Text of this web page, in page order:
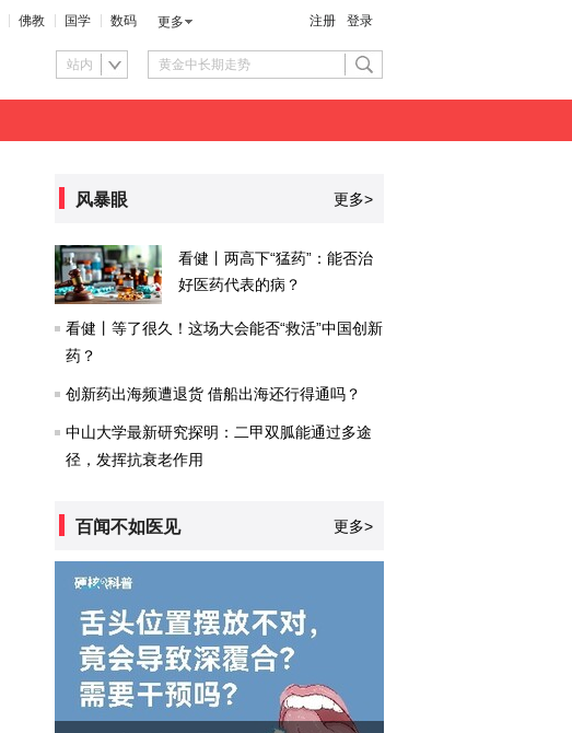
佛教 国学 数码 更多 注册 登录
站内
风暴眼 更多>
看健丨两高下“猛药”：能否治
好医药代表的病？
看健丨等了很久！这场大会能否“救活”中国创新
药？
创新药出海频遭退货 借船出海还行得通吗？
中山大学最新研究探明：二甲双胍能通过多途
径，发挥抗衰老作用
百闻不如医见 更多>